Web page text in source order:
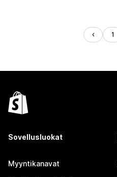
1
Sovellusluokat
Myyntikanavat